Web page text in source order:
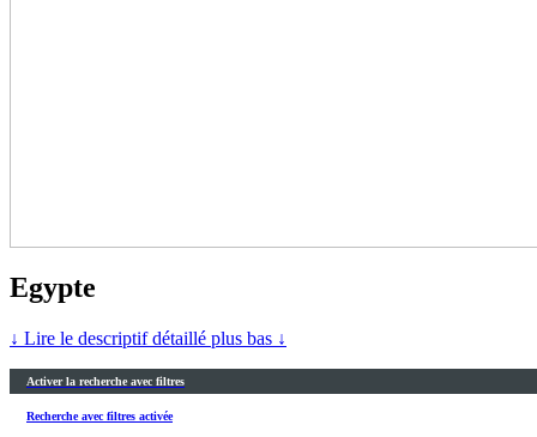
Egypte
↓ Lire le descriptif détaillé plus bas ↓
Activer la recherche avec filtres
Recherche avec filtres activée